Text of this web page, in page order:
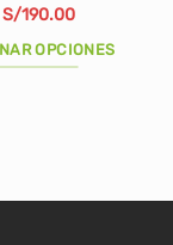
El
original
era:
S/190.00El
actual
es:
OPCIONES